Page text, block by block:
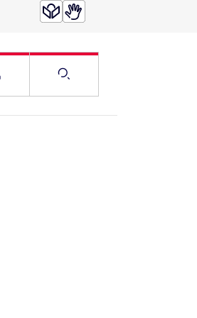
öffnen
Service Menü öffnen
Suche öffnen